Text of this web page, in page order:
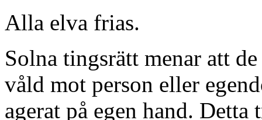
Alla elva frias.
Solna tingsrätt menar att
våld mot person eller
agerat på egen hand.